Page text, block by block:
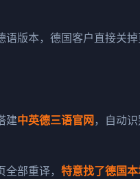
语版本，德国客户直接关掉
建中英德三语官网 ，自动识
部重译， 特意找了德国